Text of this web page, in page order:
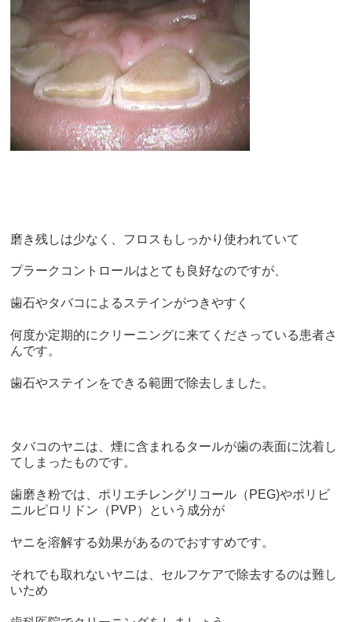
磨き残しは少なく、フロスもしっかり使われていて
プラークコントロールはとても良好なのですが、
歯石やタバコによるステインがつきやすく
何度か定期的にクリーニングに来てくださっている患者さ
んです。
歯石やステインをできる範囲で除去しました。
タバコのヤニは、煙に含まれるタールが歯の表面に沈着し
てしまったものです。
歯磨き粉では、ポリエチレングリコール（PEG)やポリビ
ニルピロリドン（PVP）という成分が
ヤニを溶解する効果があるのでおすすめです。
それでも取れないヤニは、セルフケアで除去するのは難し
いため